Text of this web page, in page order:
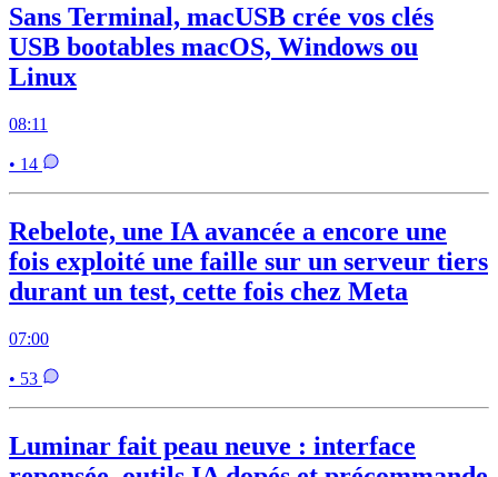
Sans Terminal, macUSB crée vos clés
USB bootables macOS, Windows ou
Linux
08:11
• 14
Rebelote, une IA avancée a encore une
fois exploité une faille sur un serveur tiers
durant un test, cette fois chez Meta
07:00
• 53
Luminar fait peau neuve : interface